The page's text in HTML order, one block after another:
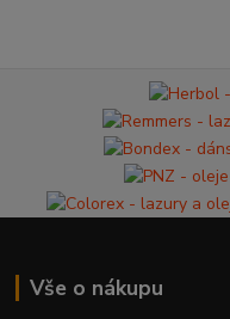
Vše o nákupu